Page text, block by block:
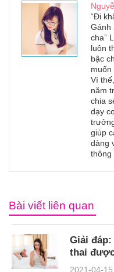
“Đi
Gánh
cha”
luôn
bậc
muốn
Vì
năm
chia
dạy
giúp
dàng
thông
Bài viết liên quan
Giải
thai
2021-04-